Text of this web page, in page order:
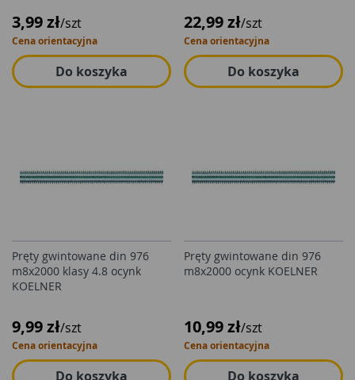
3,99 zł/szt
Cena orientacyjna
Do koszyka
22,99 zł/szt
Cena orientacyjna
Do koszyka
Pręty gwintowane din 976
m8x2000 klasy 4.8 ocynk
KOELNER
9,99 zł/szt
Cena orientacyjna
Do koszyka
Pręty gwintowane din 976
m8x2000 ocynk KOELNER
10,99 zł/szt
Cena orientacyjna
Do koszyka